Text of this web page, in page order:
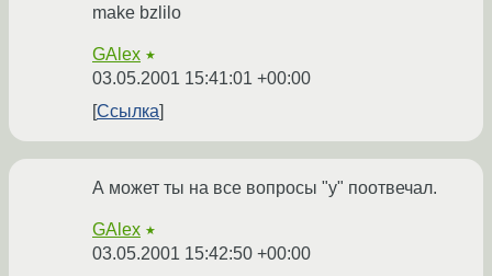
make bzlilo
GAlex ★
03.05.2001 15:41:01 +00:00
Ссылка
А может ты на все вопросы "у" поотвечал.
GAlex ★
03.05.2001 15:42:50 +00:00